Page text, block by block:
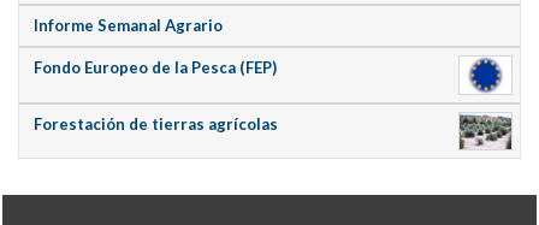
Informe Semanal Agrario
Fondo Europeo de la Pesca (FEP)
Forestación de tierras agrícolas